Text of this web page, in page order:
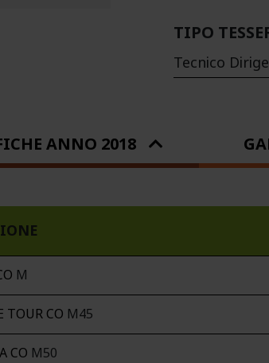
TIPO
Tecnico
ANNO 2018
M
TOUR CO M45
CO M50